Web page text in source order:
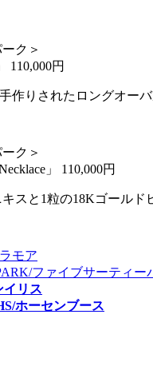
ク＞
110,000円
作りされたロングオー
ク＞
」 110,000円
スと1粒の18Kゴール
モア
ファイブサーティー
イリス
ホーセンブース